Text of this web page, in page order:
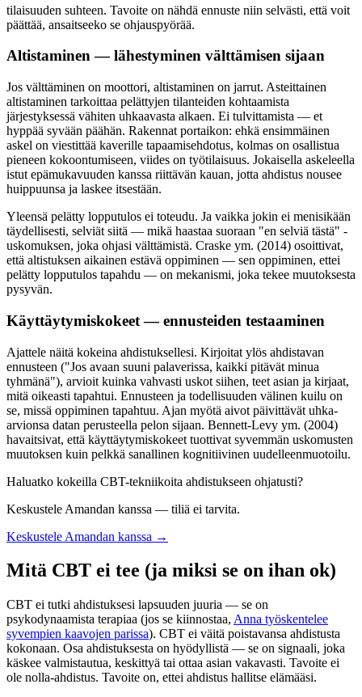
tilaisuuden suhteen. Tavoite on nähdä ennuste niin selvästi, että voit
päättää, ansaitseeko se ohjauspyörää.
Altistaminen — lähestyminen välttämisen sijaan
Jos välttäminen on moottori, altistaminen on jarrut. Asteittainen
altistaminen tarkoittaa pelättyjen tilanteiden kohtaamista
järjestyksessä vähiten uhkaavasta alkaen. Ei tulvittamista — et
hyppää syvään päähän. Rakennat portaikon: ehkä ensimmäinen
askel on viestittää kaverille tapaamisehdotus, kolmas on osallistua
pieneen kokoontumiseen, viides on työtilaisuus. Jokaisella askeleella
istut epämukavuuden kanssa riittävän kauan, jotta ahdistus nousee
huippuunsa ja laskee itsestään.
Yleensä pelätty lopputulos ei toteudu. Ja vaikka jokin ei menisikään
täydellisesti, selviät siitä — mikä haastaa suoraan "en selviä tästä" -
uskomuksen, joka ohjasi välttämistä. Craske ym. (2014) osoittivat,
että altistuksen aikainen estävä oppiminen — sen oppiminen, ettei
pelätty lopputulos tapahdu — on mekanismi, joka tekee muutoksesta
pysyvän.
Käyttäytymiskokeet — ennusteiden testaaminen
Ajattele näitä kokeina ahdistuksellesi. Kirjoitat ylös ahdistavan
ennusteen ("Jos avaan suuni palaverissa, kaikki pitävät minua
tyhmänä"), arvioit kuinka vahvasti uskot siihen, teet asian ja kirjaat,
mitä oikeasti tapahtui. Ennusteen ja todellisuuden välinen kuilu on
se, missä oppiminen tapahtuu. Ajan myötä aivot päivittävät uhka-
arvionsa datan perusteella pelon sijaan. Bennett-Levy ym. (2004)
havaitsivat, että käyttäytymiskokeet tuottivat syvemmän uskomusten
muutoksen kuin pelkkä sanallinen kognitiivinen uudelleenmuotoilu.
Haluatko kokeilla CBT-tekniikoita ahdistukseen ohjatusti?
Keskustele Amandan kanssa — tiliä ei tarvita.
Keskustele Amandan kanssa →
Mitä CBT ei tee (ja miksi se on ihan ok)
CBT ei tutki ahdistuksesi lapsuuden juuria — se on
psykodynaamista terapiaa (jos se kiinnostaa, Anna työskentelee
syvempien kaavojen parissa). CBT ei väitä poistavansa ahdistusta
kokonaan. Osa ahdistuksesta on hyödyllistä — se on signaali, joka
käskee valmistautua, keskittyä tai ottaa asian vakavasti. Tavoite ei
ole nolla-ahdistus. Tavoite on, ettei ahdistus hallitse elämääsi.